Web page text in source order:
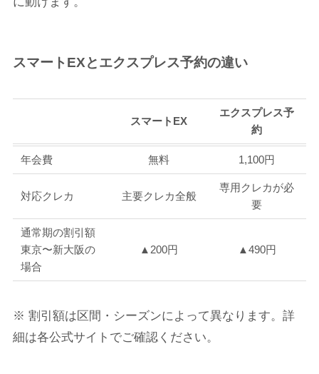
スマートEXとエクスプレス予約の違い
スマートEX
エクスプレス予
約
年会費 無料 1,100円
対応クレカ 主要クレカ全般
専用クレカが必
要
通常期の割引額
東京〜新大阪の
場合
▲200円 ▲490円
※ 割引額は区間・シーズンによって異なります。詳
細は各公式サイトでご確認ください。